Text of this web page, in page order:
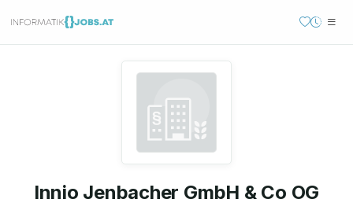
Innio Jenbacher GmbH & Co OG